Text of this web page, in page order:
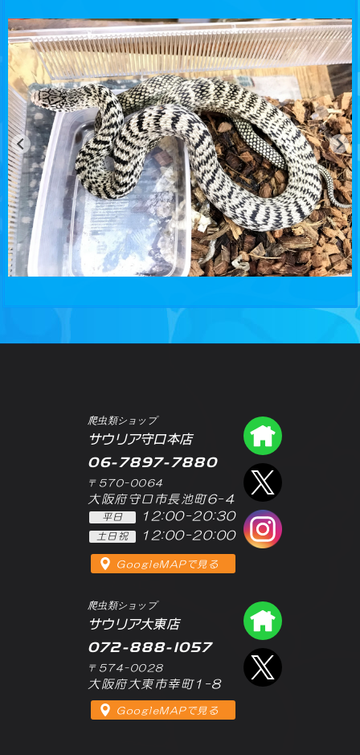
爬虫類ショップ
サウリア守口本店
06-7897-7880
〒570-0064
大阪府守口市長池町6-4
平日 12:00-20:30
土日祝 12:00-20:00
GoogleMAPで見る
爬虫類ショップ
サウリア大東店
072-888-1057
〒574-0028
大阪府大東市幸町1-8
GoogleMAPで見る